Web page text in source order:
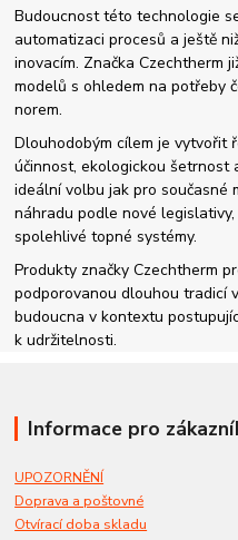
Budoucnost této technologie
automatizaci procesů a ještě
inovacím. Značka Czechtherm
modelů s ohledem na potřeby
norem.
Dlouhodobým cílem je vytvořit
účinnost, ekologickou šetrnost
ideální volbu jak pro současné
náhradu podle nové
spolehlivé topné systémy.
Produkty značky Czechtherm
podporovanou dlouhou tradicí
budoucna v kontextu
k udržitelnosti.
Informace pro
UPOZORNĚNÍ
Doprava a poštovné
Otvírací doba skladu